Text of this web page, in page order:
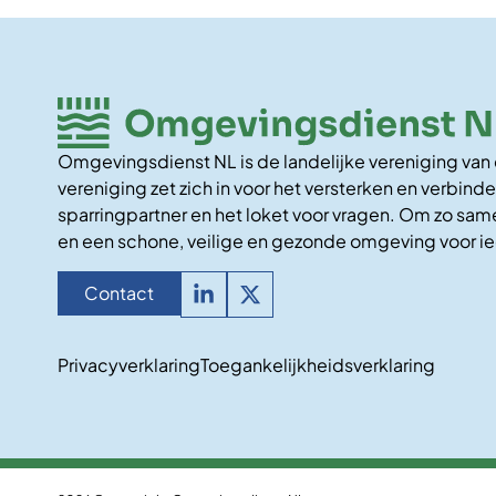
Omgevingsdienst NL is de landelijke vereniging
vereniging zet zich in voor het versterken en
sparringpartner en het loket voor vragen. Om zo
en een schone, veilige en gezonde omgeving voor
Contact
PrivacyverklaringToegankelijkheidsverklaring